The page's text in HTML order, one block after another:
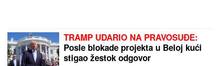
TRAMP UDARIO NA PRAVOSUĐE:
Posle blokade projekta u Beloj kući
stigao žestok odgovor